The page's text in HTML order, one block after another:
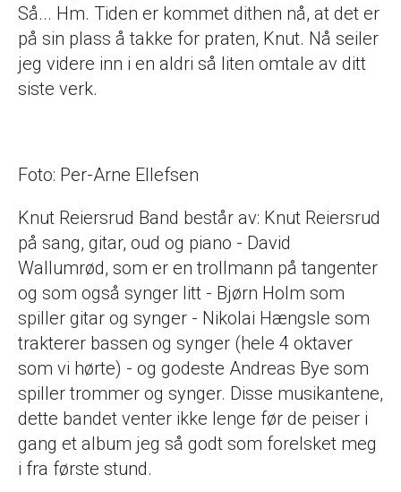
Så... Hm. Tiden er kommet dithen nå, at det er
på sin plass å takke for praten, Knut. Nå seiler
jeg videre inn i en aldri så liten omtale av ditt
siste verk.
Foto: Per-Arne Ellefsen
Knut Reiersrud Band består av: Knut Reiersrud
på sang, gitar, oud og piano - David
Wallumrød, som er en trollmann på tangenter
og som også synger litt - Bjørn Holm som
spiller gitar og synger - Nikolai Hængsle som
trakterer bassen og synger (hele 4 oktaver
som vi hørte) - og godeste Andreas Bye som
spiller trommer og synger. Disse musikantene,
dette bandet venter ikke lenge før de peiser i
gang et album jeg så godt som forelsket meg
i fra første stund.